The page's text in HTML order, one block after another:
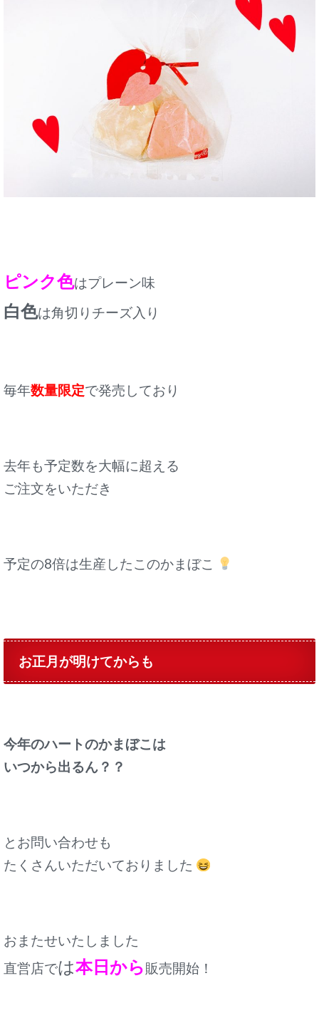
ピンク色はプレーン味
白色は角切りチーズ入り
毎年数量限定で発売しており
去年も予定数を大幅に超える
ご注文をいただき
予定の8倍は生産したこのかまぼこ
お正月が明けてからも
今年のハートのかまぼこは
いつから出るん？？
とお問い合わせも
たくさんいただいておりました
おまたせいたしました
直営店では本日から販売開始！